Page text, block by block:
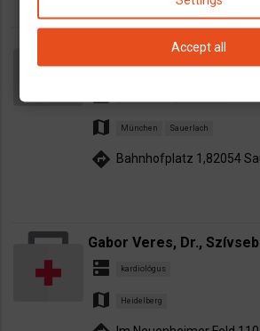
Belgyógyász, kardiológus
Sauerlachban, Dr. Szabo
map München Sauerlach
directions Bahnhofplatz 1,82054
Gabor Veres, Dr.,
dns kardiológus
map Heidelberg
Accept all